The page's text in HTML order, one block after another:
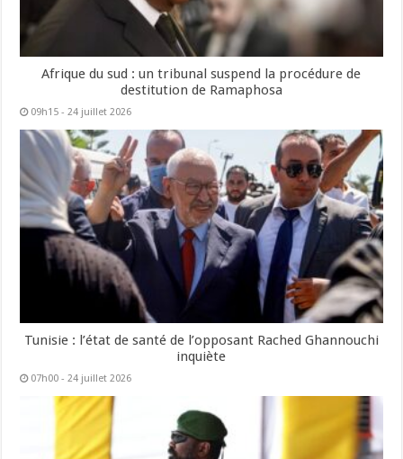
Afrique du sud : un tribunal suspend la procédure de
destitution de Ramaphosa
09h15 - 24 juillet 2026
Tunisie : l’état de santé de l’opposant Rached Ghannouchi
inquiète
07h00 - 24 juillet 2026